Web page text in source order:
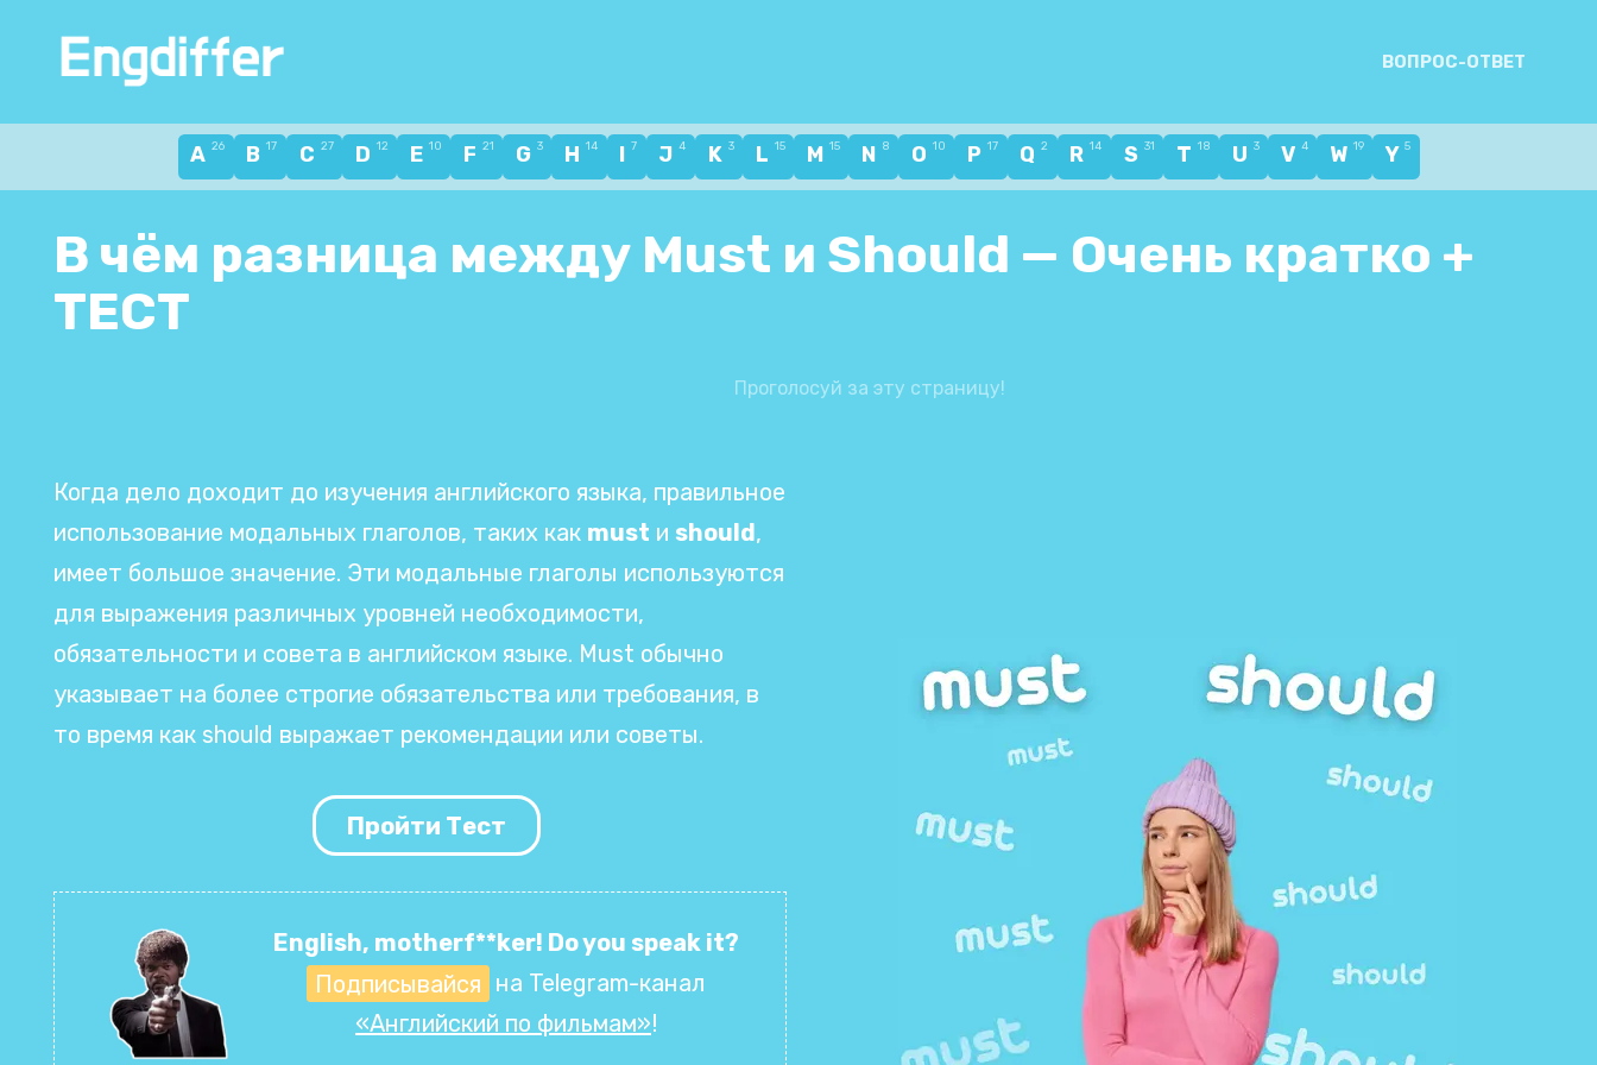
содержанию
ВОПРОС-ОТВЕТ
A 26 B 17 C 27 D 12 E 10 F 21 G 3 H 14 I 7 J 4 K 3 L 15 M 15 N 8 O 10 P 17 Q 2 R 14 S 31 T 18 U 3 V 4 W 19 Y 5
В чём разница между Must и Should — Очень кратко +
ТЕСТ
Проголосуй за эту страницу!
Когда дело доходит до изучения английского языка, правильное
использование модальных глаголов, таких как must и should,
имеет большое значение. Эти модальные глаголы используются
для выражения различных уровней необходимости,
обязательности и совета в английском языке. Must обычно
указывает на более строгие обязательства или требования, в
то время как should выражает рекомендации или советы.
Пройти Тест
English, motherf**ker! Do you speak it?
Подписывайся на Telegram-канал
«Английский по фильмам»!